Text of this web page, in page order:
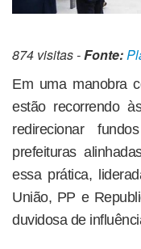
874 visitas -Fonte:
Em uma manobra
estão recorrendo
redirecionar
prefeituras
essa prática,
União, PP e
duvidosa de